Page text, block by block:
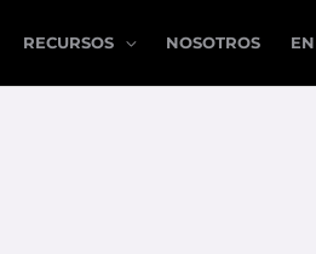
RECURSOS NOSOTROS